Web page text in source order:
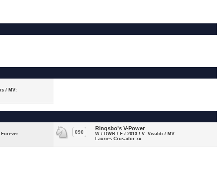
/ MV:
Forever
090
Ringsbo's V-Power
W / DWB / F / 2013 / V: Vivaldi / MV:
Lauries Crusador xx